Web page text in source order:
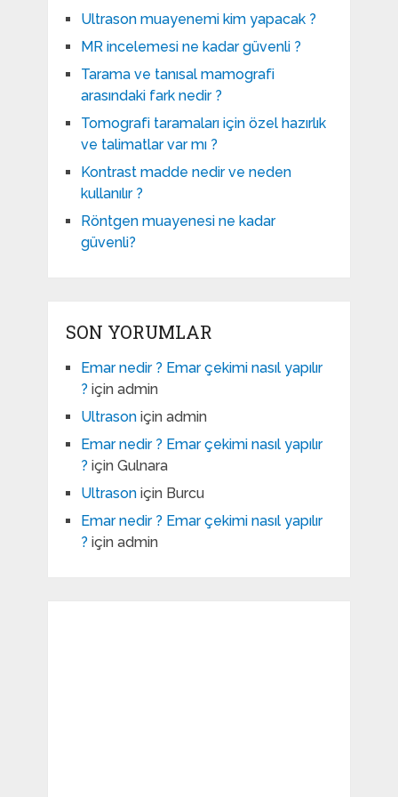
Ultrason muayenemi kim yapacak ?
MR incelemesi ne kadar güvenli ?
Tarama ve tanısal mamografi
arasındaki fark nedir ?
Tomografi taramaları için özel hazırlık
ve talimatlar var mı ?
Kontrast madde nedir ve neden
kullanılır ?
Röntgen muayenesi ne kadar
güvenli?
SON YORUMLAR
Emar nedir ? Emar çekimi nasıl yapılır
? için admin
Ultrasoniçin admin
Emar nedir ? Emar çekimi nasıl yapılır
? için Gulnara
Ultrasoniçin Burcu
Emar nedir ? Emar çekimi nasıl yapılır
? için admin